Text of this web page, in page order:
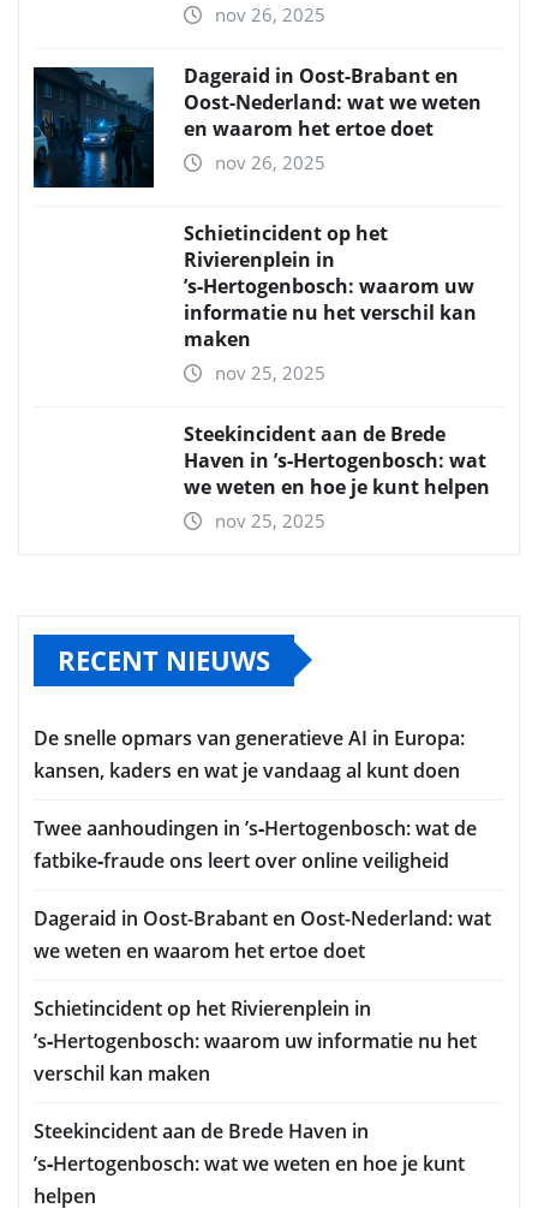
nov 26, 2025
Dageraid in Oost-Brabant en
Oost-Nederland: wat we weten
en waarom het ertoe doet
nov 26, 2025
Schietincident op het
Rivierenplein in
’s‑Hertogenbosch: waarom uw
informatie nu het verschil kan
maken
nov 25, 2025
Steekincident aan de Brede
Haven in ’s‑Hertogenbosch: wat
we weten en hoe je kunt helpen
nov 25, 2025
RECENT NIEUWS
De snelle opmars van generatieve AI in Europa:
kansen, kaders en wat je vandaag al kunt doen
Twee aanhoudingen in ’s‑Hertogenbosch: wat de
fatbike‑fraude ons leert over online veiligheid
Dageraid in Oost-Brabant en Oost-Nederland: wat
we weten en waarom het ertoe doet
Schietincident op het Rivierenplein in
’s‑Hertogenbosch: waarom uw informatie nu het
verschil kan maken
Steekincident aan de Brede Haven in
’s‑Hertogenbosch: wat we weten en hoe je kunt
helpen